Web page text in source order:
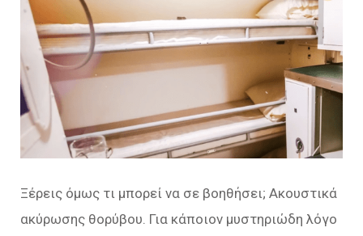
Ξέρεις όμως τι μπορεί να σε βοηθήσει; Ακουστικά
ακύρωσης θορύβου. Για κάποιον μυστηριώδη λόγο